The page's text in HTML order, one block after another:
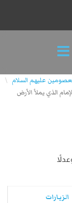
عليهم السلام \
الذي يملأ الأرض
الزيارات